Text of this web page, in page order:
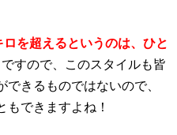
を超えるというのは、ひと
すので、このスタイルも皆
きるものではないので、
もできますよね！